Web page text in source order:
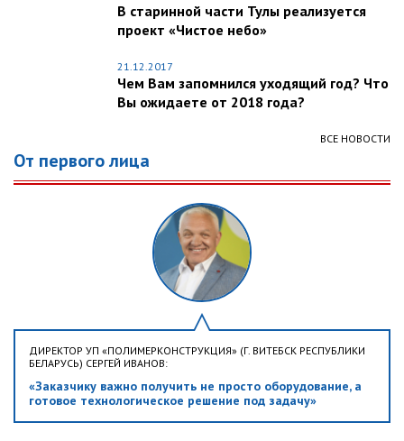
В старинной части Тулы реализуется
проект «Чистое небо»
21.12.2017
Чем Вам запомнился уходящий год? Что
Вы ожидаете от 2018 года?
ВСЕ НОВОСТИ
От первого лица
ДИРЕКТОР УП «ПОЛИМЕРКОНСТРУКЦИЯ» (Г. ВИТЕБСК РЕСПУБЛИКИ
БЕЛАРУСЬ) СЕРГЕЙ ИВАНОВ:
«Заказчику важно получить не просто оборудование, а
готовое технологическое решение под задачу»